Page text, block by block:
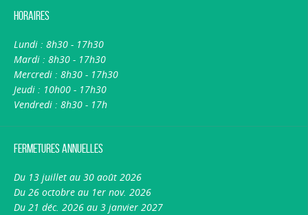
Horaires
Lundi : 8h30 - 17h30
Mardi : 8h30 - 17h30
Mercredi : 8h30 - 17h30
Jeudi : 10h00 - 17h30
Vendredi : 8h30 - 17h
Fermetures annuelles
Du 13 juillet au 30 août 2026
Du 26 octobre au 1er nov. 2026
Du 21 déc. 2026 au 3 janvier 2027